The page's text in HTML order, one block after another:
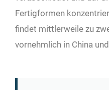
Fertigformen
findet mittlerweile zu
vornehmlich in China